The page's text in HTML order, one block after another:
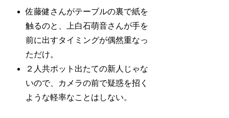
佐藤健さんがテーブルの裏で紙を
触るのと、上白石萌音さんが手を
前に出すタイミングが偶然重なっ
ただけ。
２人共ポット出たての新人じゃな
いので、カメラの前で疑惑を招く
ような軽率なことはしない。